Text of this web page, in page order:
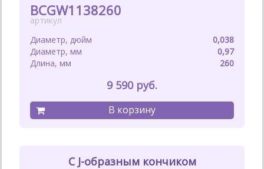
0,038
0,97
260
BCGW1138260
9 590
С J-образным кончиком